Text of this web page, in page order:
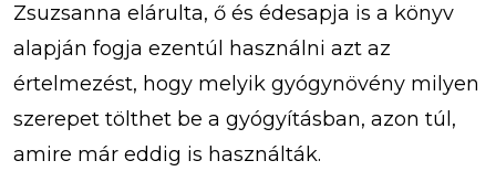
Zsuzsanna elárulta, ő és édesapja is a könyv
alapján fogja ezentúl használni azt az
értelmezést, hogy melyik gyógynövény milyen
szerepet tölthet be a gyógyításban, azon túl,
amire már eddig is használták.